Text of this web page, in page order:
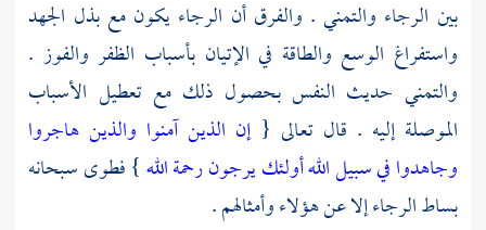
بين الرجاء والتمني . والفرق أن الرجاء يكون مع بذل الجهد
واستفراغ الوسع والطاقة في الإتيان بأسباب الظفر والفوز .
والتمني حديث النفس بحصول ذلك مع تعطيل الأسباب
الموصلة إليه . قال تعالى {إن الذين آمنوا والذين هاجروا
وجاهدوا في سبيل الله أولئك يرجون رحمة الله} فطوى سبحانه
بساط الرجاء إلا عن هؤلاء وأمثالهم .